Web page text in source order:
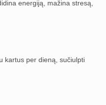
energiją, mažina stresą,
kartus per dieną, sučiulpti